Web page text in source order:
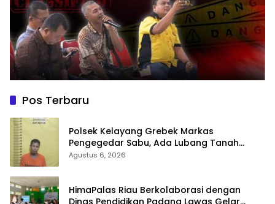
Pos Terbaru
Polsek Kelayang Grebek Markas
Pengegedar Sabu, Ada Lubang Tanah
Agustus 6, 2026
HimaPalas Riau Berkolaborasi dengan
Dinas Pendidikan Padang Lawas Gelar